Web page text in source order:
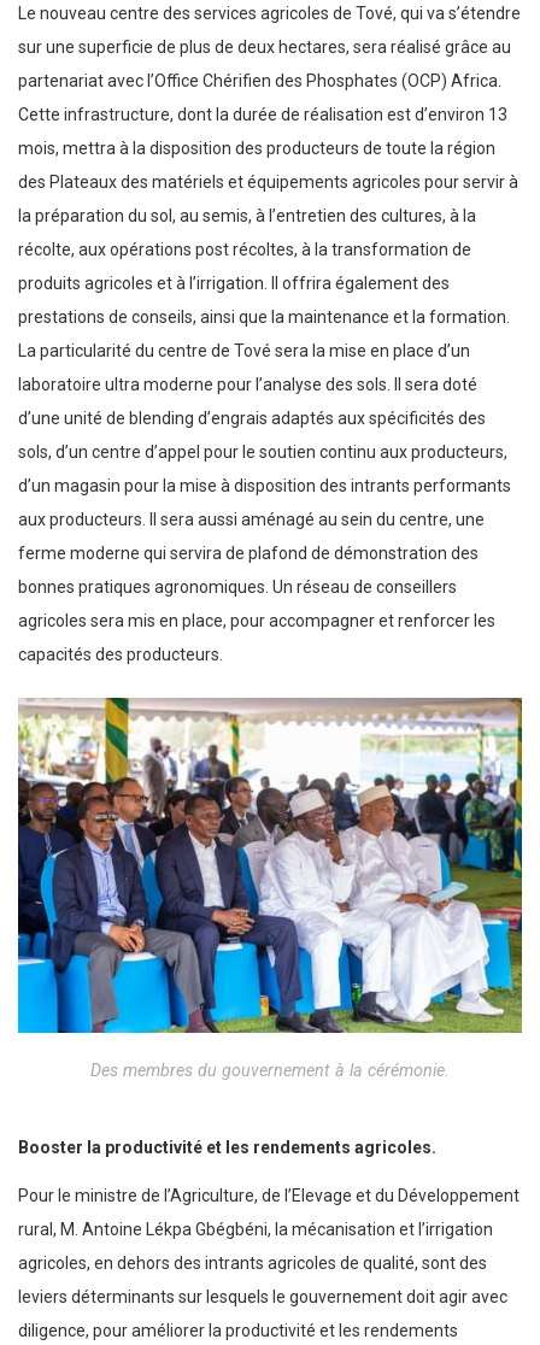
Le nouveau centre des services agricoles de Tové, qui va s’étendre
sur une superficie de plus de deux hectares, sera réalisé grâce au
partenariat avec l’Office Chérifien des Phosphates (OCP) Africa.
Cette infrastructure, dont la durée de réalisation est d’environ 13
mois, mettra à la disposition des producteurs de toute la région
des Plateaux des matériels et équipements agricoles pour servir à
la préparation du sol, au semis, à l’entretien des cultures, à la
récolte, aux opérations post récoltes, à la transformation de
produits agricoles et à l’irrigation. Il offrira également des
prestations de conseils, ainsi que la maintenance et la formation.
La particularité du centre de Tové sera la mise en place d’un
laboratoire ultra moderne pour l’analyse des sols. Il sera doté
d’une unité de blending d’engrais adaptés aux spécificités des
sols, d’un centre d’appel pour le soutien continu aux producteurs,
d’un magasin pour la mise à disposition des intrants performants
aux producteurs. Il sera aussi aménagé au sein du centre, une
ferme moderne qui servira de plafond de démonstration des
bonnes pratiques agronomiques. Un réseau de conseillers
agricoles sera mis en place, pour accompagner et renforcer les
capacités des producteurs.
Des membres du gouvernement à la cérémonie.
Booster la productivité et les rendements agricoles.
Pour le ministre de l’Agriculture, de l’Elevage et du Développement
rural, M. Antoine Lékpa Gbégbéni, la mécanisation et l’irrigation
agricoles, en dehors des intrants agricoles de qualité, sont des
leviers déterminants sur lesquels le gouvernement doit agir avec
diligence, pour améliorer la productivité et les rendements